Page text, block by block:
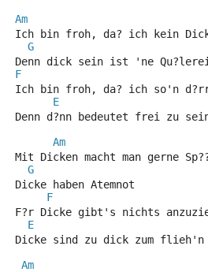
Am
Ich bin froh, da? ich kein
G
Denn dick sein ist 'ne Qu?lerei
F
Ich bin froh, da? ich so'n
E
Denn d?nn bedeutet frei zu
Am
Mit Dicken macht man gerne
G
Dicke haben Atemnot
F
F?r Dicke gibt's nichts
E
Dicke sind zu dick zum flieh'n
Am